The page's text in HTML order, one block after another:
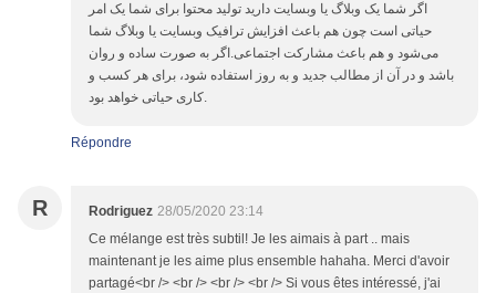
اگر شما یک وبلاگ یا وبسایت دارید تولید محتوا برای شما یک امر
حیاتی است چون هم باعث افزایش ترافیک وبسایت یا وبلاگ شما
می‌شود و هم باعث مشارکت اجتماعی.اگر به صورت ساده و روان
باشد و در آن از مطالب جدید و به روز استفاده شود، برای هر کسب و
کاری حیاتی خواهد بود.
Répondre
R Rodriguez 28/05/2020 23:14
Ce mélange est très subtil! Je les aimais à part .. mais
maintenant je les aime plus ensemble hahaha. Merci d'avoir
partagé<br /> <br /> <br /> <br /> Si vous êtes intéressé, j'ai